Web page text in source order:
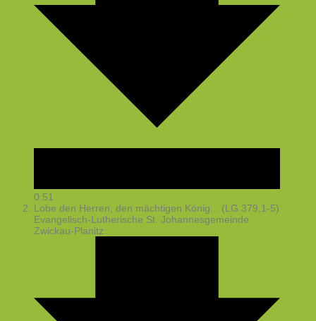
0:51
Lobe den Herren, den mächtigen König... (LG 379,1-5)
Evangelisch-Lutherische St. Johannesgemeinde
Zwickau-Planitz